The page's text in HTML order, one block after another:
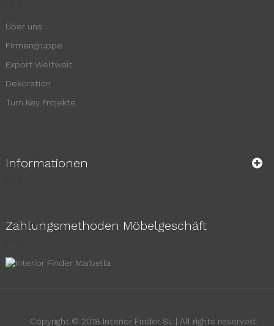
Über uns
Firmengruppe
Export Weltweit
Dekoration
Turn Key Projekte
Informationen
Zahlungsmethoden Möbelgeschäft
Copyright © 2018 Interior Finder SL | All rights reserved.